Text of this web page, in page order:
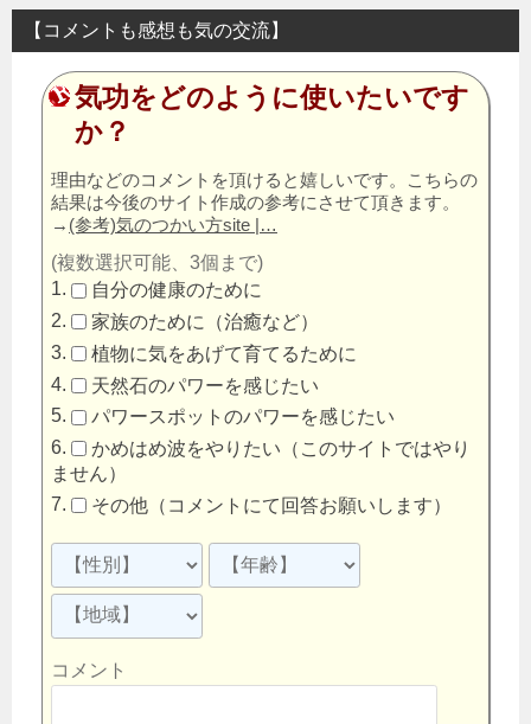
【コメントも感想も気の交流】
気功をどのように使いたいです
か？
理由などのコメントを頂けると嬉しいです。こちらの
結果は今後のサイト作成の参考にさせて頂きます。
→ (参考)気のつかい方site |…
(複数選択可能、3個まで)
自分の健康のために
家族のために（治癒など）
植物に気をあげて育てるために
天然石のパワーを感じたい
パワースポットのパワーを感じたい
かめはめ波をやりたい（このサイトではやり
ません）
その他（コメントにて回答お願いします）
コメント